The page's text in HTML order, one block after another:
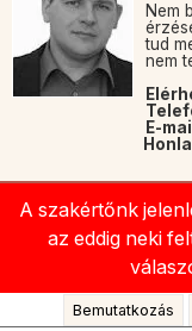
Nem
tud
nem
E-
A szakértőnk
az eddig neki
Bemutatkozás